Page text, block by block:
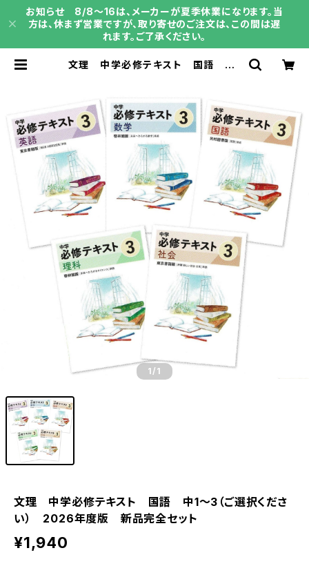
お知らせ 8/8～16は、メーカーが夏季休業になります。当
方は、休まず営業ですが、取り寄せのご注文は、この間は遅
れます。ご了承ください。
文理 中学必修テキスト 国語 中1
1 /1
文理 中学必修テキスト 国語 中1～3（ご選択くださ
い） 2026年度版 新品完全セット
¥1,940